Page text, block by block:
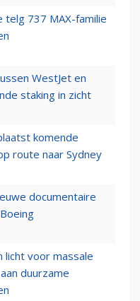
telg 737 MAX-familie
WestJet en
staking in zicht
komende
route naar Sydney
documentaire
voor massale
duurzame